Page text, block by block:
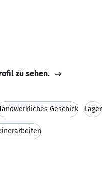
zu sehen.
Geschick Lager